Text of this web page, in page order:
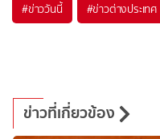
#ข่าววันนี้ #ข่าวต่างประเทศ
ข่าวที่เกี่ยวข้อง